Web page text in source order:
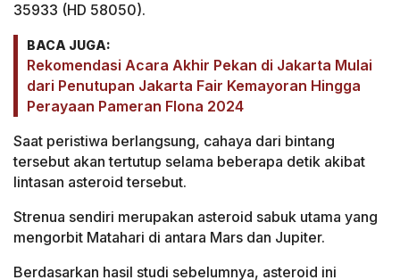
35933 (HD 58050).
BACA JUGA:
Rekomendasi Acara Akhir Pekan di Jakarta Mulai
dari Penutupan Jakarta Fair Kemayoran Hingga
Perayaan Pameran Flona 2024
Saat peristiwa berlangsung, cahaya dari bintang
tersebut akan tertutup selama beberapa detik akibat
lintasan asteroid tersebut.
Strenua sendiri merupakan asteroid sabuk utama yang
mengorbit Matahari di antara Mars dan Jupiter.
Berdasarkan hasil studi sebelumnya, asteroid ini